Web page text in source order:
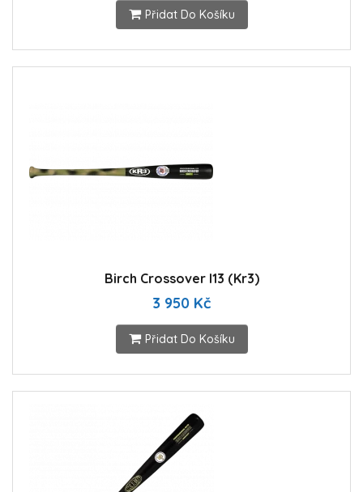
Přidat Do Košíku
Birch Crossover I13 (Kr3)
3 950 Kč
Přidat Do Košíku